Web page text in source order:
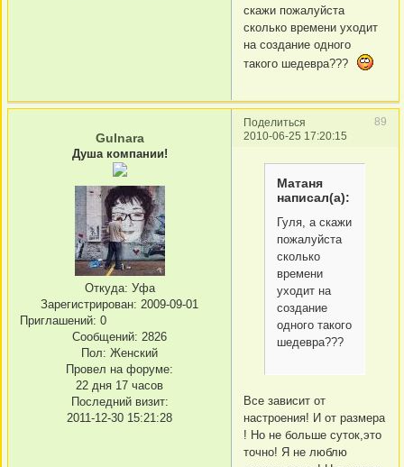
скажи пожалуйста
сколько времени уходит
на создание одного
такого шедевра???
Поделиться
89
2010-06-25 17:20:15
Gulnara
Душа компании!
Откуда: Уфа
Зарегистрирован: 2009-09-01
Приглашений: 0
Сообщений: 2826
Пол: Женский
Провел на форуме:
22 дня 17 часов
Последний визит:
2011-12-30 15:21:28
Матаня
написал(а):
Гуля, а скажи
пожалуйста
сколько
времени
уходит на
создание
одного такого
шедевра???
Все зависит от
настроения! И от размера
! Но не больше суток,это
точно! Я не люблю